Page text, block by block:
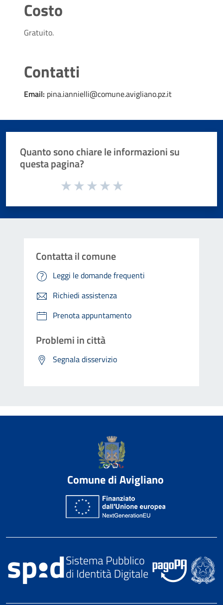
Costo
Gratuito.
Contatti
Email: pina.iannielli@comune.avigliano.pz.it
Quanto sono chiare le informazioni su
questa pagina?
Valuta da 1 a 5 stelle la pagina
Contatta il comune
Leggi le domande frequenti
Richiedi assistenza
Prenota appuntamento
Problemi in città
Segnala disservizio
Comune di Avigliano